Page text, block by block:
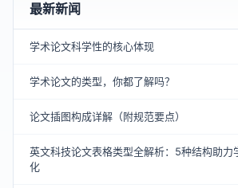
最新新闻
学术论文科学性的核心体现
学术论文的类型，你都了解吗？
论文插图构成详解（附规范要点）
英文科技论文表格类型全解析：5种结构助力
化